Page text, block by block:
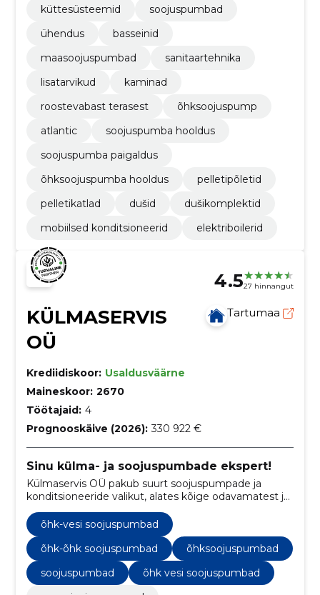
küttesüsteemid
soojuspumbad
ühendus
basseinid
maasoojuspumbad
sanitaartehnika
lisatarvikud
kaminad
roostevabast terasest
õhksoojuspump
atlantic
soojuspumba hooldus
soojuspumba paigaldus
õhksoojuspumba hooldus
pelletipõletid
pelletikatlad
dušid
dušikomplektid
mobiilsed konditsioneerid
elektriboilerid
4.527 hinnangut
KÜLMASERVIS
OÜ
Tartumaa
Krediidiskoor: Usaldusväärne
Maineskoor: 2670
Töötajaid: 4
Prognooskäive (2026): 330 922 €
Sinu külma- ja soojuspumbade ekspert!
Külmaservis OÜ pakub suurt soojuspumpade ja
konditsioneeride valikut, alates kõige odavamatest ja
lõpetades premiaalse klassiga.
õhk-vesi soojuspumbad
õhk-õhk soojuspumbad
õhksoojuspumbad
soojuspumbad
õhk vesi soojuspumbad